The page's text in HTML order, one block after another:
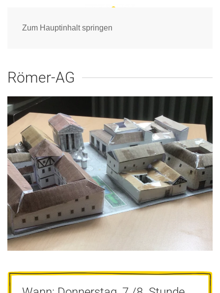
Zum Hauptinhalt springen
Römer-AG